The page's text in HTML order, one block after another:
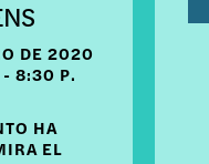
DE 2020
8:30 P.
HA
EL